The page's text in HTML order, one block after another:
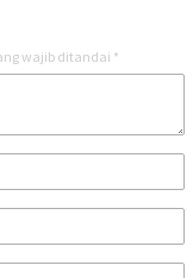
wajib ditandai *